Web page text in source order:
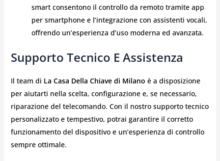
smart consentono il controllo da remoto tramite app
per smartphone e l’integrazione con assistenti vocali,
offrendo un’esperienza d’uso moderna ed avanzata.
Supporto Tecnico E Assistenza
Il team di La Casa Della Chiave di Milano è a disposizione
per aiutarti nella scelta, configurazione e, se necessario,
riparazione del telecomando. Con il nostro supporto tecnico
personalizzato e tempestivo, potrai garantire il corretto
funzionamento del dispositivo e un’esperienza di controllo
sempre ottimale.